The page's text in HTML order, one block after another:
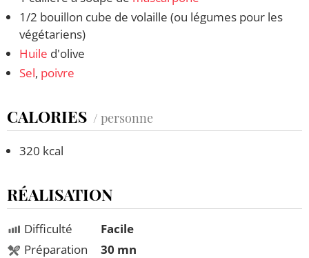
1/2 bouillon cube de volaille (ou légumes pour les
végétariens)
Huile d'olive
Sel, poivre
CALORIES / personne
320 kcal
RÉALISATION
Difficulté
Préparation
Facile
30 mn